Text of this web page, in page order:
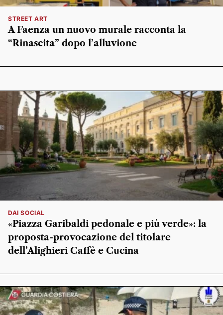
STREET ART
A Faenza un nuovo murale racconta la
“Rinascita” dopo l’alluvione
DAI SOCIAL
«Piazza Garibaldi pedonale e più verde»: la
proposta-provocazione del titolare
dell’Alighieri Caffè e Cucina